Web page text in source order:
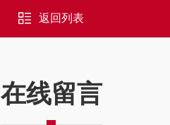
返回列表
在线留言